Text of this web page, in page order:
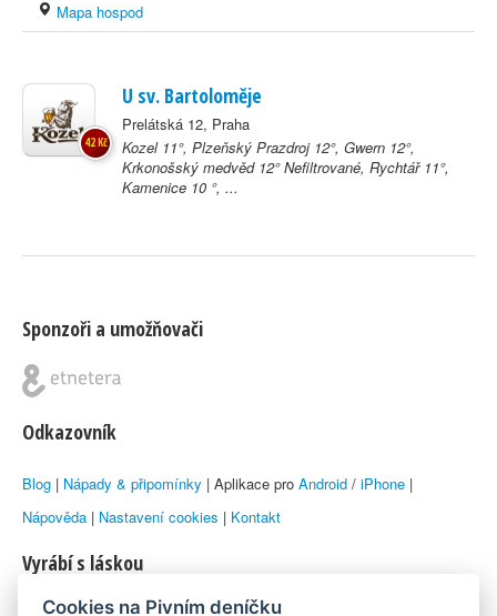
Mapa hospod
U sv. Bartoloměje
Prelátská 12, Praha
Kozel 11°, Plzeňský Prazdroj 12°, Gwern 12°,
Krkonošský medvěd 12° Nefiltrované, Rychtář 11°,
Kamenice 10 °, ...
42 Kč
Sponzoři a umožňovači
Odkazovník
Blog | Nápady & připomínky | Aplikace pro Android / iPhone |
Nápověda | Nastavení cookies | Kontakt
Vyrábí s láskou
Cookies na Pivním deníčku